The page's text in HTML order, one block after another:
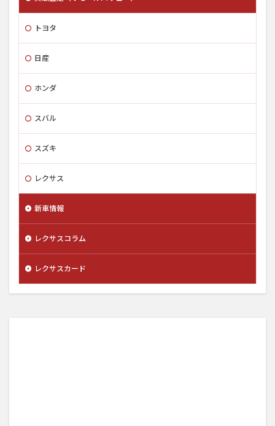
トヨタ
日産
ホンダ
スバル
スズキ
レクサス
新車情報
レクサスコラム
レクサスカード